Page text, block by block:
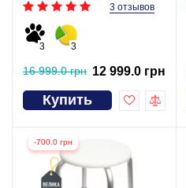
3 отзывов
3 3
16 999.0 грн 12 999.0 грн
Купить
-700.0 грн